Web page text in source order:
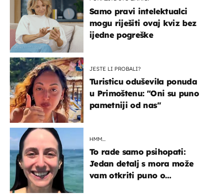
Samo pravi intelektualci
mogu riješiti ovaj kviz bez
ijedne pogreške
JESTE LI PROBALI?
Turisticu oduševila ponuda
u Primoštenu: "Oni su puno
pametniji od nas"
HMM…
To rade samo psihopati:
Jedan detalj s mora može
vam otkriti puno o